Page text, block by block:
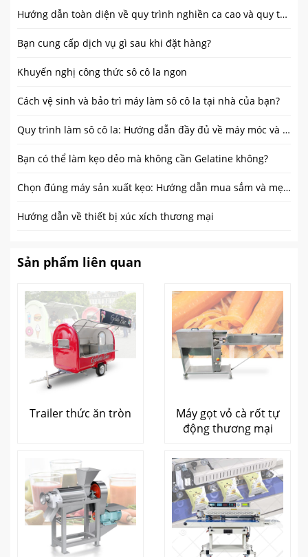
Hướng dẫn toàn diện về quy trình nghiền ca cao và quy trình sản xuất ca cao
Bạn cung cấp dịch vụ gì sau khi đặt hàng?
Khuyến nghị công thức sô cô la ngon
Cách vệ sinh và bảo trì máy làm sô cô la tại nhà của bạn?
Quy trình làm sô cô la: Hướng dẫn đầy đủ về máy móc và các bước sản xuất
Bạn có thể làm kẹo dẻo mà không cần Gelatine không?
Chọn đúng máy sản xuất kẹo: Hướng dẫn mua sắm và mẹo sử dụng
Hướng dẫn về thiết bị xúc xích thương mại
Sản phẩm liên quan
Trailer thức ăn tròn
Máy gọt vỏ cà rốt tự
động thương mại